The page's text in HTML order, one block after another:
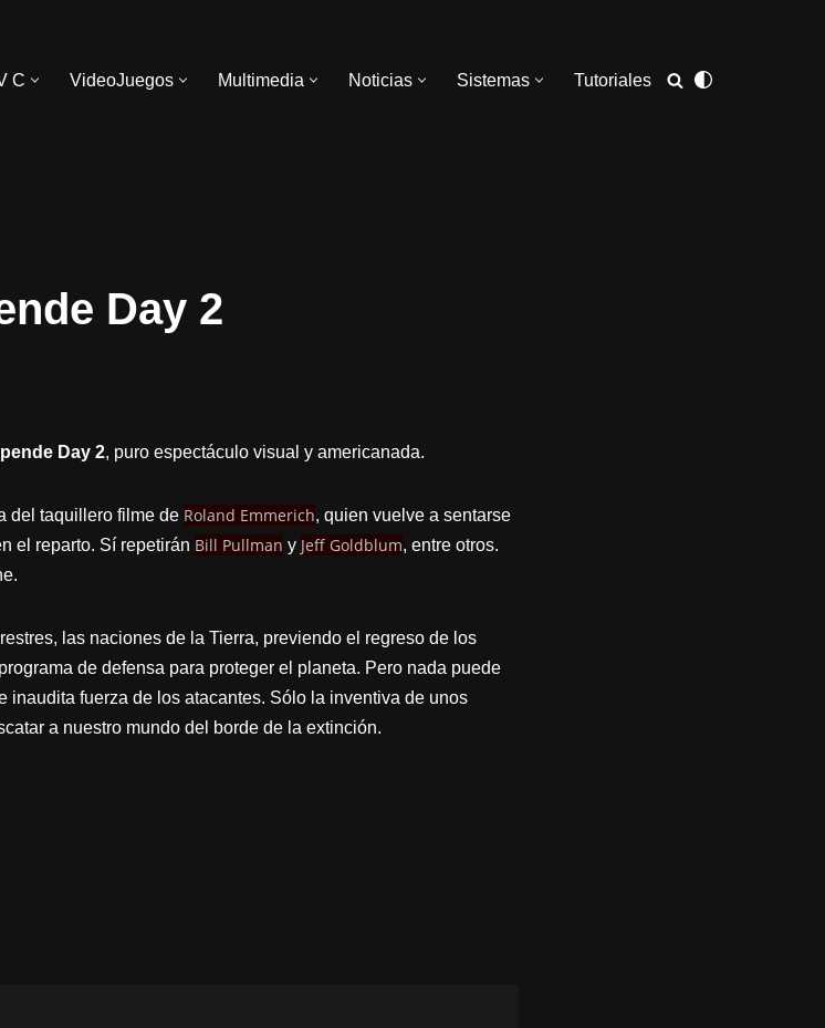
C VideoJuegos Multimedia Noticias Sistemas Tutoriales
Day 2
Day 2, puro espectáculo visual y americanada.
del taquillero filme de Roland Emmerich, quien vuelve a sentarse
el reparto. Sí repetirán Bill Pullman y Jeff Goldblum, entre otros.
las naciones de la Tierra, previendo el regreso de los
de defensa para proteger el planeta. Pero nada puede
inaudita fuerza de los atacantes. Sólo la inventiva de unos
a nuestro mundo del borde de la extinción.